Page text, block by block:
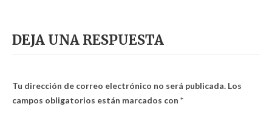
DEJA UNA RESPUESTA
Tu dirección de correo electrónico no será publicada. Los
campos obligatorios están marcados con *